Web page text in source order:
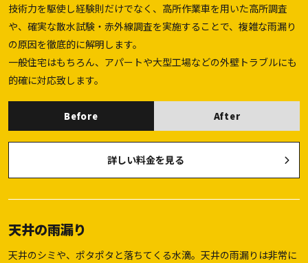
技術力を駆使し経験則だけでなく、高所作業車を用いた高所調査
や、確実な散水試験・赤外線調査を実施することで、複雑な雨漏り
の原因を徹底的に解明します。
一般住宅はもちろん、アパートや大型工場などの外壁トラブルにも
的確に対応致します。
Before After
詳しい料金を見る
天井の雨漏り
天井のシミや、ポタポタと落ちてくる水滴。天井の雨漏りは非常に